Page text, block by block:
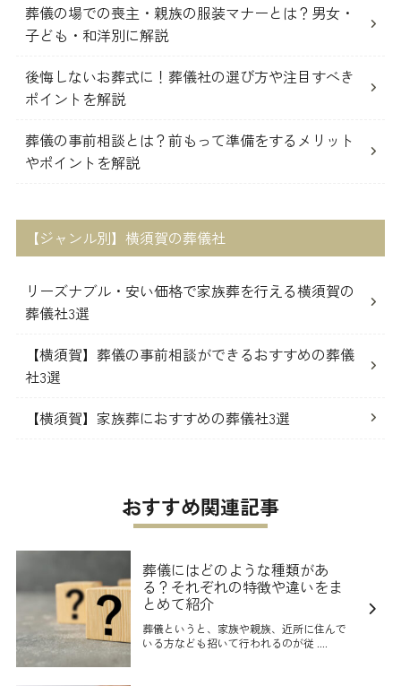
葬儀の場での喪主・親族の服装マナーとは？男女・
子ども・和洋別に解説
後悔しないお葬式に！葬儀社の選び方や注目すべき
ポイントを解説
葬儀の事前相談とは？前もって準備をするメリット
やポイントを解説
【ジャンル別】横須賀の葬儀社
リーズナブル・安い価格で家族葬を行える横須賀の
葬儀社3選
【横須賀】葬儀の事前相談ができるおすすめの葬儀
社3選
【横須賀】家族葬におすすめの葬儀社3選
おすすめ関連記事
葬儀にはどのような種類があ
る？それぞれの特徴や違いをま
とめて紹介
葬儀というと、家族や親族、近所に住んで
いる方なども招いて行われるのが従 ....